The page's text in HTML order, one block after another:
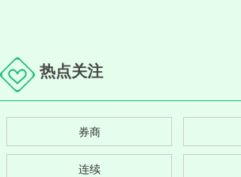
热点关注
券商
连续